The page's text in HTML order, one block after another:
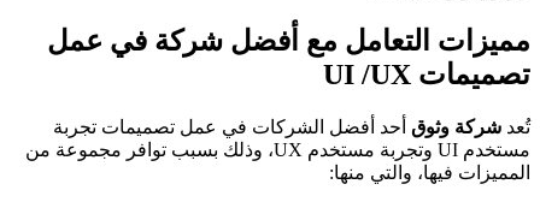
مميزات التعامل مع أفضل شركة في عمل
تصميمات UI /UX
تُعد شركة وثوق أحد أفضل الشركات في عمل تصميمات تجربة
مستخدم UI وتجربة مستخدم UX، وذلك بسبب توافر مجموعة من
المميزات فيها، والتي منها: